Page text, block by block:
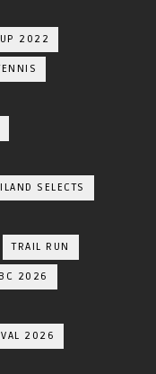
2022
SELECTS
TRAIL RUN
2026
2026